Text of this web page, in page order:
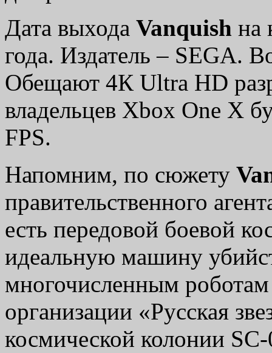
Дата выхода Vanquish на
года. Издатель – SEGA.
Обещают 4К Ultra HD
владельцев Xbox One X
FPS.
Напомним, по сюжету
правительственного
есть передовой боевой
идеальную машину
многочисленным
организации «Русская
космической колонии